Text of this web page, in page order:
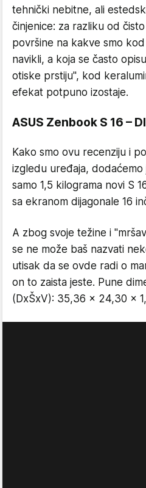
tehnički nebitne, ali
činjenice: za razliku od
površine na kakve smo
navikli, a koja se často
otiske prstiju", kod
efekat potpuno izostaje.
ASUS Zenbook S 16 –
Kako smo ovu recenziju i
izgledu uređaja, dodaćemo
samo 1,5 kilograma novi S
sa ekranom dijagonale 16
A zbog svoje težine i
se ne može baš nazvati
utisak da se ovde radi o
on to zaista jeste. Pune
(DxŠxV): 35,36 x 24,30 x